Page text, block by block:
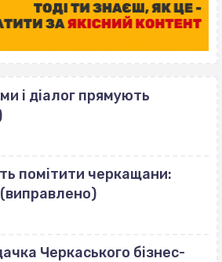
і діалог прямують
помітити черкащани:
Черкаського бізнес-